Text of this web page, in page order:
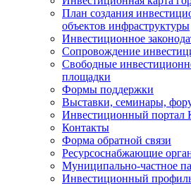
План создания
объектов инфраструктуры
Инвестиционное
Сопровождение
Свободные
площадки
Формы поддержки
Выставки, семинары,
Инвестиционный портал
Контакты
Форма обратной связи
Ресурсоснабжающие
Муниципально-частное
Инвестиционный